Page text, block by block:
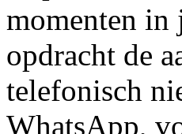
momenten
opdracht de
telefonisch
WhatsApp,